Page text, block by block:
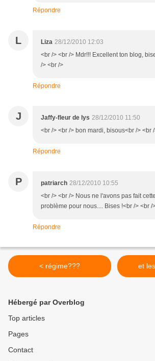
Répondre
L Liza 28/12/2010 12:03
<br /> <br /> Mdr!!! Excellent ton blog,
/> <br />
Répondre
J Jaffy-fleur de lys 28/12/2010 11:50
<br /> <br /> bon mardi, bisous<br /> <br
Répondre
P patriarch 28/12/2010 10:55
<br /> <br /> Nous ne l'avons pas fait
problème pour nous.... Bises !<br /> <br /
Répondre
< régime???
Hébergé par Overblog
Top articles
Pages
Contact